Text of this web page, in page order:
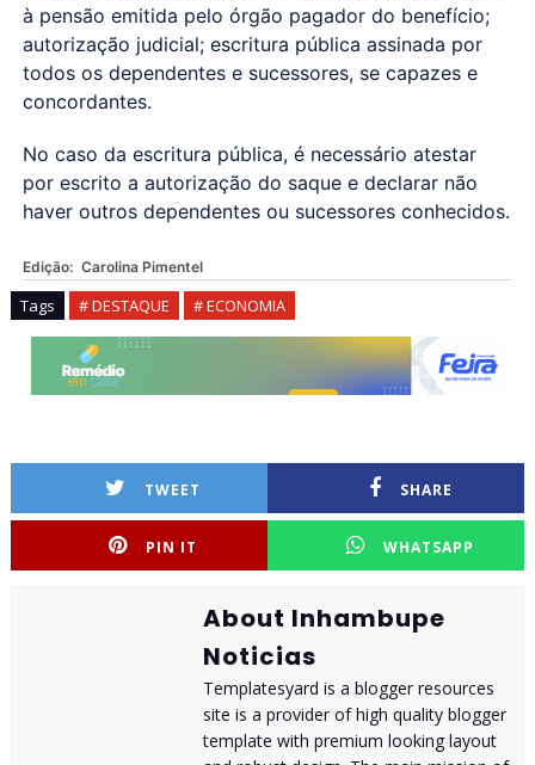
à pensão emitida pelo órgão pagador do benefício;
autorização judicial; escritura pública assinada por
todos os dependentes e sucessores, se capazes e
concordantes.
No caso da escritura pública, é necessário atestar
por escrito a autorização do saque e declarar não
haver outros dependentes ou sucessores conhecidos.
Edição: Carolina Pimentel
Tags # DESTAQUE # ECONOMIA
TWEET SHARE
PIN IT WHATSAPP
About Inhambupe
Noticias
Templatesyard is a blogger resources
site is a provider of high quality blogger
template with premium looking layout